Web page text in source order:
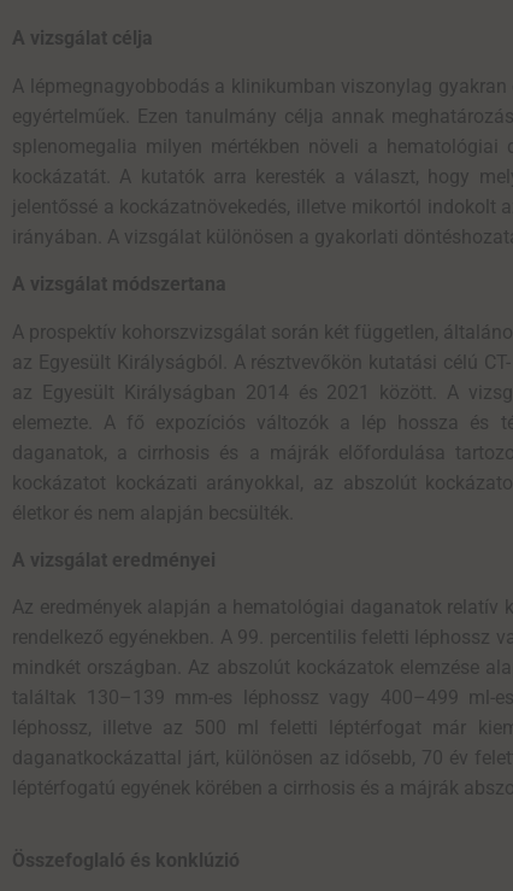
A vizsgálat célja
A lépmegnagyobbodás a klinikumban viszonylag
egyértelműek. Ezen tanulmány célja annak
splenomegalia milyen mértékben növeli a
kockázatát. A kutatók arra keresték a választ, hogy
jelentőssé a kockázatnövekedés, illetve mikortól indokolt
irányában. A vizsgálat különösen a gyakorlati
A vizsgálat módszertana
A prospektív kohorszvizsgálat során két független,
az Egyesült Királyságból. A résztvevőkön kutatási célú
az Egyesült Királyságban 2014 és 2021 között. A
elemezte. A fő expozíciós változók a lép hossza és
daganatok, a cirrhosis és a májrák előfordulása
kockázatot kockázati arányokkal, az abszolút
életkor és nem alapján becsülték.
A vizsgálat eredményei
Az eredmények alapján a hematológiai daganatok relatív
rendelkező egyénekben. A 99. percentilis feletti léphossz
mindkét országban. Az abszolút kockázatok elemzése
találtak 130–139 mm-es léphossz vagy 400–499 ml-
léphossz, illetve az 500 ml feletti léptérfogat már
daganatkockázattal járt, különösen az idősebb, 70 év
léptérfogatú egyének körében a cirrhosis és a májrák
Összefoglaló és konklúzió